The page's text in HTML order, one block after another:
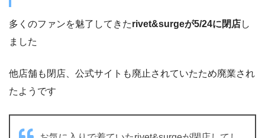
多くのファンを魅了してきたrivet&surgeが5/24に閉店し
ました
他店舗も閉店、公式サイトも廃止されていたため廃業され
たようです